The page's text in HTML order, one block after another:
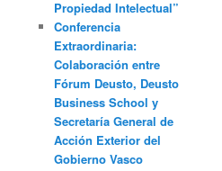
Propiedad Intelectual”
Conferencia
Extraordinaria:
Colaboración entre
Fórum Deusto, Deusto
Business School y
Secretaría General de
Acción Exterior del
Gobierno Vasco